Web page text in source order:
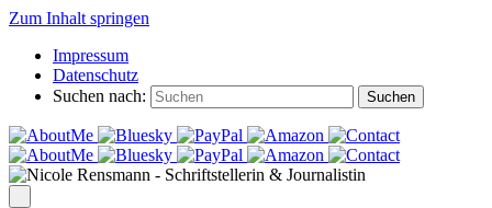
Zum Inhalt springen
Impressum
Datenschutz
Suchen nach:
Suchen